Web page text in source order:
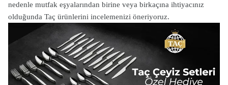
nedenle mutfak eşyalarından birine veya birkaçına ihtiyacınız
olduğunda Taç ürünlerini incelemenizi öneriyoruz.